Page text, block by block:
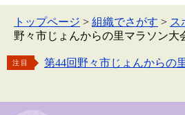
トップページ > 組織でさがす > ス
野々市じょんからの里マラソン大
注目
第44回野々市じょんからの